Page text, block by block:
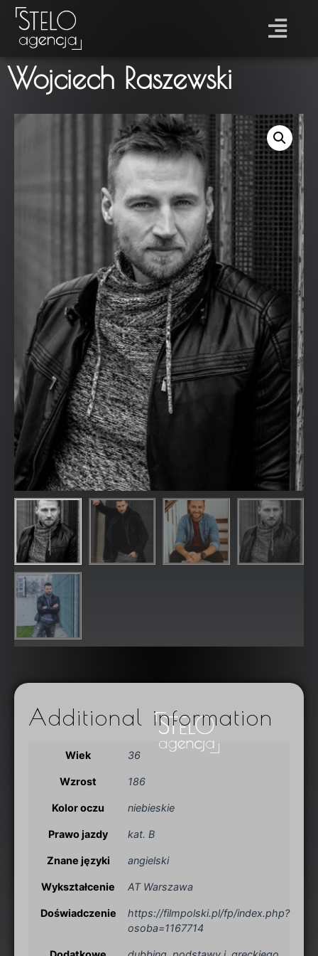
Wojciech Raszewski
Additional information
Wiek 36
Wzrost 186
Kolor oczu niebieskie
Prawo jazdy kat. B
Znane języki angielski
Wykształcenie AT Warszawa
Doświadczenie
https://filmpolski.pl/fp/index.php?
osoba=1167714